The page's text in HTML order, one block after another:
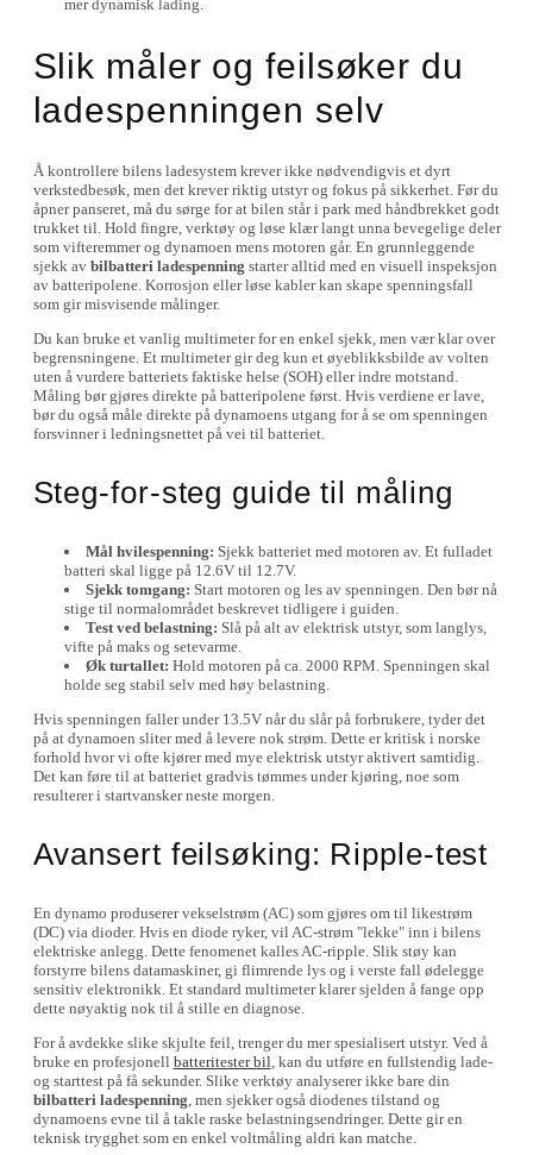
mer dynamisk lading.
Slik måler og feilsøker du
ladespenningen selv
Å kontrollere bilens ladesystem krever ikke nødvendigvis et dyrt
verkstedbesøk, men det krever riktig utstyr og fokus på sikkerhet. Før du
åpner panseret, må du sørge for at bilen står i park med håndbrekket godt
trukket til. Hold fingre, verktøy og løse klær langt unna bevegelige deler
som vifteremmer og dynamoen mens motoren går. En grunnleggende
sjekk av bilbatteri ladespenning starter alltid med en visuell inspeksjon
av batteripolene. Korrosjon eller løse kabler kan skape spenningsfall
som gir misvisende målinger.
Du kan bruke et vanlig multimeter for en enkel sjekk, men vær klar over
begrensningene. Et multimeter gir deg kun et øyeblikksbilde av volten
uten å vurdere batteriets faktiske helse (SOH) eller indre motstand.
Måling bør gjøres direkte på batteripolene først. Hvis verdiene er lave,
bør du også måle direkte på dynamoens utgang for å se om spenningen
forsvinner i ledningsnettet på vei til batteriet.
Steg-for-steg guide til måling
Mål hvilespenning: Sjekk batteriet med motoren av. Et fulladet
batteri skal ligge på 12.6V til 12.7V.
Sjekk tomgang: Start motoren og les av spenningen. Den bør nå
stige til normalområdet beskrevet tidligere i guiden.
Test ved belastning: Slå på alt av elektrisk utstyr, som langlys,
vifte på maks og setevarme.
Øk turtallet: Hold motoren på ca. 2000 RPM. Spenningen skal
holde seg stabil selv med høy belastning.
Hvis spenningen faller under 13.5V når du slår på forbrukere, tyder det
på at dynamoen sliter med å levere nok strøm. Dette er kritisk i norske
forhold hvor vi ofte kjører med mye elektrisk utstyr aktivert samtidig.
Det kan føre til at batteriet gradvis tømmes under kjøring, noe som
resulterer i startvansker neste morgen.
Avansert feilsøking: Ripple-test
En dynamo produserer vekselstrøm (AC) som gjøres om til likestrøm
(DC) via dioder. Hvis en diode ryker, vil AC-strøm "lekke" inn i bilens
elektriske anlegg. Dette fenomenet kalles AC-ripple. Slik støy kan
forstyrre bilens datamaskiner, gi flimrende lys og i verste fall ødelegge
sensitiv elektronikk. Et standard multimeter klarer sjelden å fange opp
dette nøyaktig nok til å stille en diagnose.
For å avdekke slike skjulte feil, trenger du mer spesialisert utstyr. Ved å
bruke en profesjonell batteritester bil , kan du utføre en fullstendig lade-
og starttest på få sekunder. Slike verktøy analyserer ikke bare din
bilbatteri ladespenning , men sjekker også diodenes tilstand og
dynamoens evne til å takle raske belastningsendringer. Dette gir en
teknisk trygghet som en enkel voltmåling aldri kan matche.